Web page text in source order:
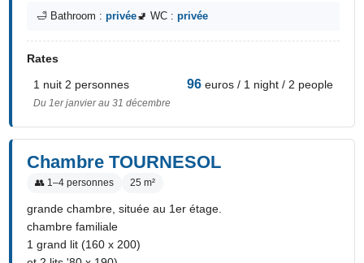
🛁 Bathroom :privée🚽 WC :privée
Rates
1 nuit 2 personnes
Du 1er janvier au 31 décembre
96euros / 1 night / 2 people
Chambre TOURNESOL
👥 1–4 personnes 25 m²
grande chambre, située au 1er étage.
chambre familiale
1 grand lit (160 x 200)